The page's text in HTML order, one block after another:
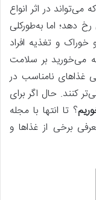
در اثر انواع
دهد؛ اما به‌طورکلی
و تغذیه افراد
می‌خورید بر سلامت
غذاهای نامناسب در
کنند. حال اگر برای
؟ تا انتها با مجله
برخی از غذاها و